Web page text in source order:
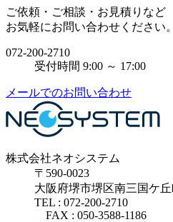
ご依頼・ご相談・お見積りなど
お気軽にお問い合わせください。
072-200-2710
受付時間 9:00 ～ 17:00
メールでのお問い合わせ
株式会社ネオシステム
〒590-0023
大阪府堺市堺区南三国ケ
TEL : 072-200-2710
FAX : 050-3588-1186